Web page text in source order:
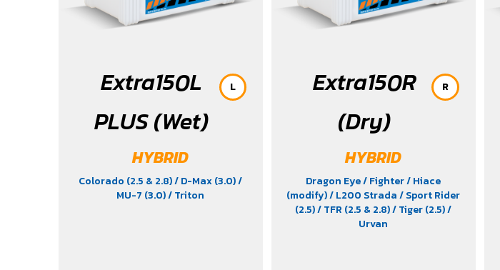
Extra150L
PLUS (Wet)
HYBRID
Colorado (2.5 & 2.8)/ D-Max (3.0)/
MU-7 (3.0)/ Triton
L
Extra150R
(Dry)
HYBRID
Dragon Eye/ Fighter/ Hiace
(modify)/ L200 Strada/ Sport Rider
(2.5)/ TFR (2.5 & 2.8)/ Tiger (2.5)/
Urvan
R